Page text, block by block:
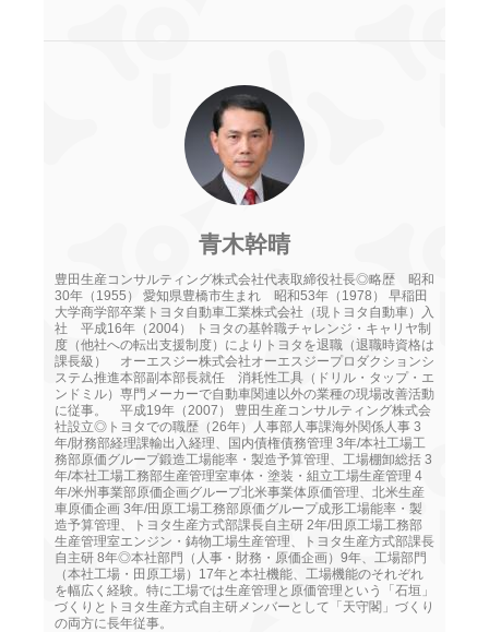
青木幹晴
豊田生産コンサルティング株式会社代表取締役社長◎略歴 昭和
30年（1955） 愛知県豊橋市生まれ 昭和53年（1978） 早稲田
大学商学部卒業トヨタ自動車工業株式会社（現トヨタ自動車）入
社 平成16年（2004） トヨタの基幹職チャレンジ・キャリヤ制
度（他社への転出支援制度）によりトヨタを退職（退職時資格は
課長級） オーエスジー株式会社オーエスジープロダクションシ
ステム推進本部副本部長就任 消耗性工具（ドリル・タップ・エ
ンドミル）専門メーカーで自動車関連以外の業種の現場改善活動
に従事。 平成19年（2007） 豊田生産コンサルティング株式会
社設立◎トヨタでの職歴（26年）人事部人事課海外関係人事 3
年/財務部経理課輸出入経理、国内債権債務管理 3年/本社工場工
務部原価グループ鍛造工場能率・製造予算管理、工場棚卸総括 3
年/本社工場工務部生産管理室車体・塗装・組立工場生産管理 4
年/米州事業部原価企画グループ北米事業体原価管理、北米生産
車原価企画 3年/田原工場工務部原価グループ成形工場能率・製
造予算管理、トヨタ生産方式部課長自主研 2年/田原工場工務部
生産管理室エンジン・鋳物工場生産管理、トヨタ生産方式部課長
自主研 8年◎本社部門（人事・財務・原価企画）9年、工場部門
（本社工場・田原工場）17年と本社機能、工場機能のそれぞれ
を幅広く経験。特に工場では生産管理と原価管理という「石垣」
づくりとトヨタ生産方式自主研メンバーとして「天守閣」づくり
の両方に長年従事。